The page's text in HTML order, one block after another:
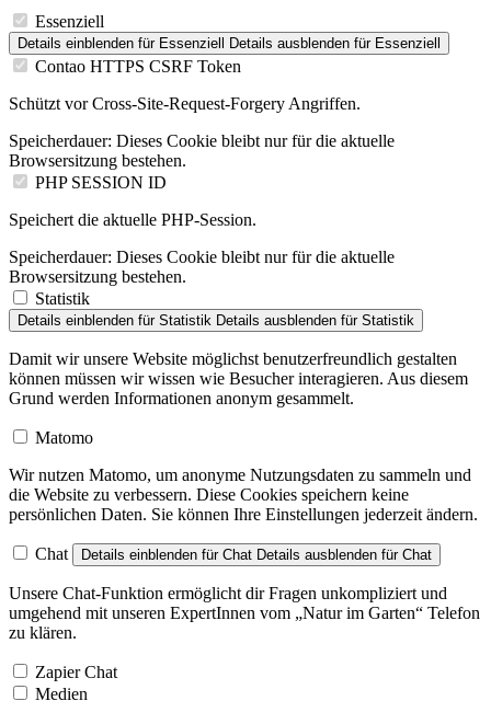
Essenziell
Details einblenden für Essenziell Details ausblenden für Essenziell
Contao HTTPS CSRF Token
Schützt vor Cross-Site-Request-Forgery Angriffen.
Speicherdauer: Dieses Cookie bleibt nur für die aktuelle
Browsersitzung bestehen.
PHP SESSION ID
Speichert die aktuelle PHP-Session.
Speicherdauer: Dieses Cookie bleibt nur für die aktuelle
Browsersitzung bestehen.
Statistik
Details einblenden für Statistik Details ausblenden für Statistik
Damit wir unsere Website möglichst benutzerfreundlich gestalten
können müssen wir wissen wie Besucher interagieren. Aus diesem
Grund werden Informationen anonym gesammelt.
Matomo
Wir nutzen Matomo, um anonyme Nutzungsdaten zu sammeln und
die Website zu verbessern. Diese Cookies speichern keine
persönlichen Daten. Sie können Ihre Einstellungen jederzeit ändern.
Chat Details einblenden für Chat Details ausblenden für Chat
Unsere Chat-Funktion ermöglicht dir Fragen unkompliziert und
umgehend mit unseren ExpertInnen vom „Natur im Garten“ Telefon
zu klären.
Zapier Chat
Medien